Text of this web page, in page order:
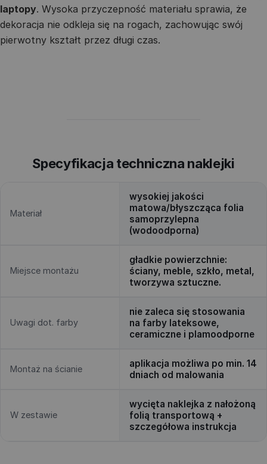
laptopy. Wysoka przyczepność materiału sprawia, że
dekoracja nie odkleja się na rogach, zachowując swój
pierwotny kształt przez długi czas.
Specyfikacja techniczna naklejki
Materiał
wysokiej jakości
matowa/błyszcząca folia
samoprzylepna
(wodoodporna)
Miejsce montażu
gładkie powierzchnie:
ściany, meble, szkło, metal,
tworzywa sztuczne.
Uwagi dot. farby
nie zaleca się stosowania
na farby lateksowe,
ceramiczne i plamoodporne
Montaż na ścianie
aplikacja możliwa po min. 14
dniach od malowania
W zestawie
wycięta naklejka z nałożoną
folią transportową +
szczegółowa instrukcja